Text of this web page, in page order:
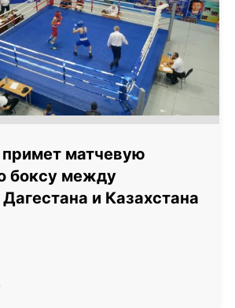
матчевую
боксу между
и Казахстана